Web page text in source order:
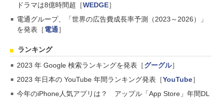
ドラマは8億時間超［WEDGE］
電通グループ、「世界の広告費成長率予測（2023～2026）」
を発表［電通］
ランキング
2023 年 Google 検索ランキングを発表［グーグル］
2023 年日本の YouTube 年間ランキング発表［YouTube］
今年のiPhone人気アプリは？ アップル「App Store」年間DL